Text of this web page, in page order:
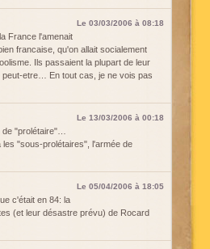
Le 03/03/2006 à 08:18
France l'amenait
francaise, qu'on allait socialement
Ils passaient la plupart de leur
etre… En tout cas, je ne vois pas
Le 13/03/2006 à 00:18
"prolétaire"…
"sous-prolétaires", l'armée de
Le 05/04/2006 à 18:05
c'était en 84: la
(et leur désastre prévu) de Rocard